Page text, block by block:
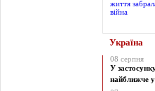
Україна
08 серпня
У
найближче